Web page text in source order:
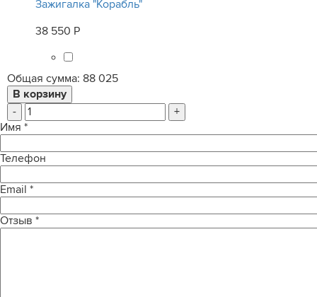
Зажигалка "Корабль"
38 550 Р
Общая сумма: 88 025
-
+
Имя *
Телефон
Email *
Отзыв *